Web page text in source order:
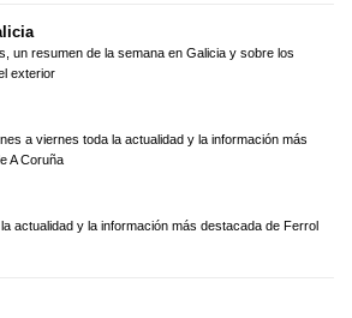
un resumen de la semana en Galicia y sobre los
exterior
a viernes toda la actualidad y la información más
A Coruña
actualidad y la información más destacada de Ferrol